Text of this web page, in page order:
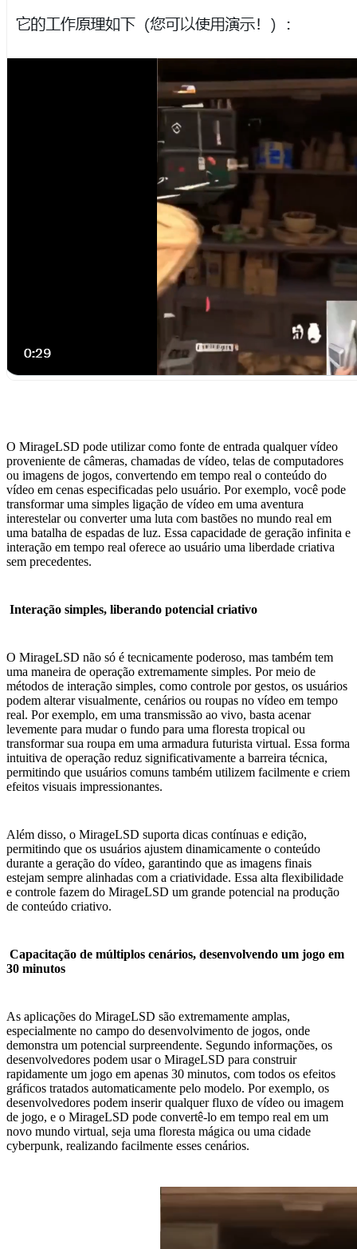
O MirageLSD pode utilizar como fonte de entrada qualquer vídeo
proveniente de câmeras, chamadas de vídeo, telas de computadores
ou imagens de jogos, convertendo em tempo real o conteúdo do
vídeo em cenas especificadas pelo usuário. Por exemplo, você pode
transformar uma simples ligação de vídeo em uma aventura
interestelar ou converter uma luta com bastões no mundo real em
uma batalha de espadas de luz. Essa capacidade de geração infinita e
interação em tempo real oferece ao usuário uma liberdade criativa
sem precedentes.
Interação simples, liberando potencial criativo
O MirageLSD não só é tecnicamente poderoso, mas também tem
uma maneira de operação extremamente simples. Por meio de
métodos de interação simples, como controle por gestos, os usuários
podem alterar visualmente, cenários ou roupas no vídeo em tempo
real. Por exemplo, em uma transmissão ao vivo, basta acenar
levemente para mudar o fundo para uma floresta tropical ou
transformar sua roupa em uma armadura futurista virtual. Essa forma
intuitiva de operação reduz significativamente a barreira técnica,
permitindo que usuários comuns também utilizem facilmente e criem
efeitos visuais impressionantes.
Além disso, o MirageLSD suporta dicas contínuas e edição,
permitindo que os usuários ajustem dinamicamente o conteúdo
durante a geração do vídeo, garantindo que as imagens finais
estejam sempre alinhadas com a criatividade. Essa alta flexibilidade
e controle fazem do MirageLSD um grande potencial na produção
de conteúdo criativo.
Capacitação de múltiplos cenários, desenvolvendo um jogo em
30 minutos
As aplicações do MirageLSD são extremamente amplas,
especialmente no campo do desenvolvimento de jogos, onde
demonstra um potencial surpreendente. Segundo informações, os
desenvolvedores podem usar o MirageLSD para construir
rapidamente um jogo em apenas 30 minutos, com todos os efeitos
gráficos tratados automaticamente pelo modelo. Por exemplo, os
desenvolvedores podem inserir qualquer fluxo de vídeo ou imagem
de jogo, e o MirageLSD pode convertê-lo em tempo real em um
novo mundo virtual, seja uma floresta mágica ou uma cidade
cyberpunk, realizando facilmente esses cenários.